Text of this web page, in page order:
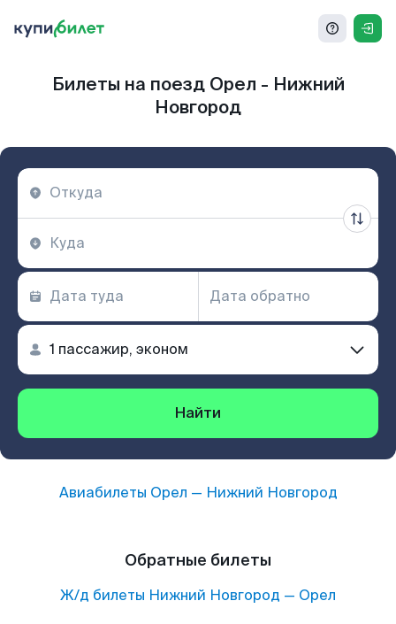
Билеты на поезд Орел - Нижний
Новгород
Найти
Авиабилеты Орел — Нижний Новгород
Обратные билеты
Ж/д билеты Нижний Новгород — Орел